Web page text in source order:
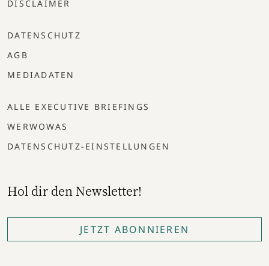
DISCLAIMER
DATENSCHUTZ
AGB
MEDIADATEN
ALLE EXECUTIVE BRIEFINGS
WERWOWAS
DATENSCHUTZ-EINSTELLUNGEN
Hol dir den Newsletter!
JETZT ABONNIEREN